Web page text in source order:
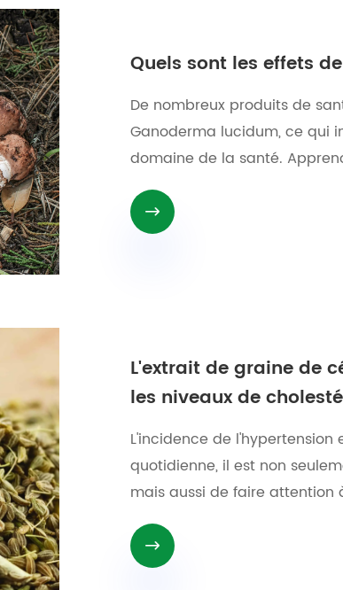
Quels sont les effets
De nombreux produits de
Ganoderma lucidum, ce qui
domaine de la santé.

L'extrait de graine de
les niveaux de
L'incidence de
quotidienne, il est non
mais aussi de faire attention
